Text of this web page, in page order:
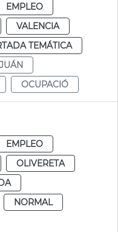
EMPLEO
VALENCIA
TEMÁTICA
OCUPACIÓ
EMPLEO
OLIVERETA
NORMAL